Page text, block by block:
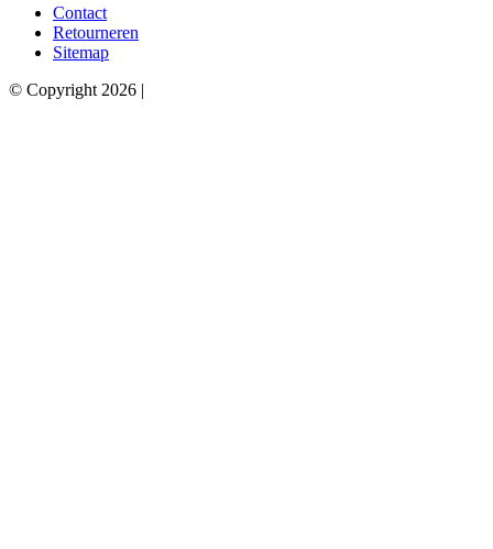
Contact
Retourneren
Sitemap
© Copyright 2026 |